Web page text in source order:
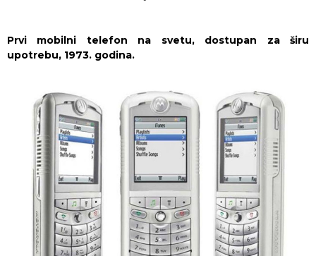
Prvi mobilni telefon na svetu, dostupan za širu
upotrebu, 1973. godina.